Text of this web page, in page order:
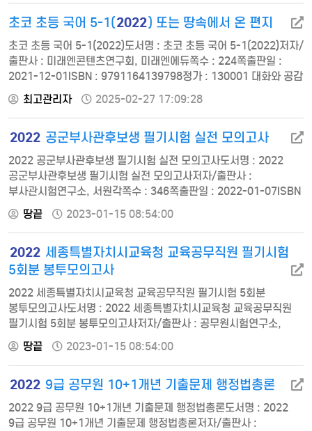
200쪽출판일 : 2021-12-01ISBN : 9791156936855정가 :
15000문제 편 1. 국어 (1-5회) 2. 영어 (1-5회) 3. 한국사 (1-5회)
4. 행정법총…
초코 초등 국어 5-1(2022) 또는 땅속에서 온 편지
초코 초등 국어 5-1(2022)도서명 : 초코 초등 국어 5-1(2022)저자/
출판사 : 미래엔콘텐츠연구회, 미래엔에듀쪽수 : 224쪽출판일 :
2021-12-01ISBN : 9791164139798정가 : 130001 대화와 공감
2 작품을 감상해요 3 글을 요약해요 4 글쓰기의 과정 5 글쓴이의
주장 6 토의하여 해결해요 7 기행문을 써요 8 아는 것과 새롭게 안
것 9 여러 가지 방법으로 읽어요 10 주인공이 되어 [바른답알?
찬풀이] 땅속에서 온 편지도서명 : 땅속에서 온 편지저자/출판사 :
심성훈 외, 보민출판사쪽…
최고관리자 2025-02-27 17:09:28
2022 공군부사관후보생 필기시험 실전 모의고사
2022 공군부사관후보생 필기시험 실전 모의고사도서명 : 2022
공군부사관후보생 필기시험 실전 모의고사저자/출판사 :
부사관시험연구소, 서원각쪽수 : 346쪽출판일 : 2022-01-07ISBN
: 9791125738169정가 : 18000KIDA 간부선발도구 예시문
간부선발도구 예시문 PART01. 실전 모의고사 1회 실전 모의고사
2회 실전 모의고사 3회 실전 모의고사 4회 실전 모의고사 PART02.
정답 및 해설 1회 정답 및 해설 2회 정답 및 해설 3회 정답 및 해설
4회 정답 및 해설 PART03. 상황판단평가…
땅끝 2023-01-15 08:54:00
2022 세종특별자치시교육청 교육공무직원 필기시험
5회분 봉투모의고사
2022 세종특별자치시교육청 교육공무직원 필기시험 5회분
봉투모의고사도서명 : 2022 세종특별자치시교육청 교육공무직원
필기시험 5회분 봉투모의고사저자/출판사 : 공무원시험연구소,
서원각쪽수 : 100쪽출판일 : 2022-01-07ISBN :
9791125737704정가 : 15000제1회 모의고사 국어, 학교업무
이해하기, 일반상식(사회/한국사) 제2회 모의고사 국어, 학교업무
이해하기, 일반상식(사회/한국사) 제3회 모의고사 국어, 학교업무
이해하기, 일반상식(사회/한국사) 제4회 모의고사 국어, 학교업무
이해하기, 일반상식(사…
땅끝 2023-01-15 08:54:00
2022 9급 공무원 10+1개년 기출문제 행정법총론
2022 9급 공무원 10+1개년 기출문제 행정법총론도서명 : 2022
9급 공무원 10+1개년 기출문제 행정법총론저자/출판사 :